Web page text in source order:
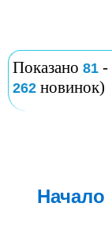
Показано 81 -
262 новинок)
Начало